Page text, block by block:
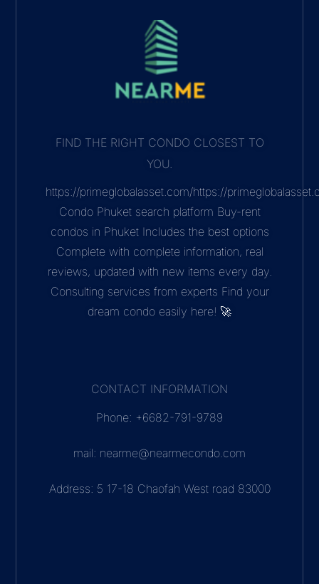
FIND THE RIGHT CONDO CLOSEST TO
YOU.
https://primeglobalasset.com/https://
Condo Phuket search platform Buy-rent
condos in Phuket Includes the best options
Complete with complete information, real
reviews, updated with new items every day.
Consulting services from experts Find your
dream condo easily here! 🚀
CONTACT INFORMATION
Phone: +6682-791-9789
mail: nearme@nearmecondo.com
Address: 5 17-18 Chaofah West road 83000